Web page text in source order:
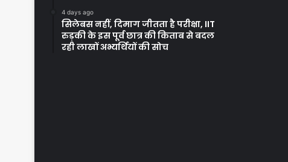
4 days ago
सिलेबस नहीं, दिमाग जीतता है परीक्षा, IIT
रुड़की के इस पूर्व छात्र की किताब से बदल
रही लाखों अभ्यर्थियों की सोच